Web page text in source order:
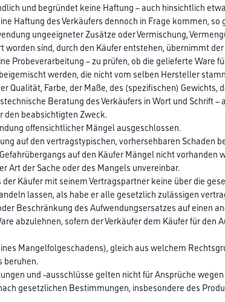
und begründet keine Haftung – auch hinsichtlich
Haftung des Verkäufers dennoch in Frage kommen,
ungeeigneter Zusätze oder Vermischung,
sind, durch den Käufer entstehen, übernimmt
Probeverarbeitung – zu prüfen, ob die gelieferte Ware
werden, die nicht vom selben Hersteller
Farbe, der Maße, des (spezifischen)
Beratung des Verkäufers in Wort und Schrift
den beabsichtigten Zweck.
offensichtlicher Mängel ausgeschlossen.
auf den vertragstypischen, vorhersehbaren Schaden
auf den Käufer Mängel nicht
Art der Sache oder des Mangels unvereinbar.
Käufer mit seinem Vertragspartner keine über die
lassen, als habe er alle gesetzlich zulässigen
Beschränkung des Aufwendungsersatzes auf einen
abzulehnen, sofern der Verkäufer dem Käufer für den
Mangelfolgeschadens), gleich aus welchem
beruhen.
und -ausschlüsse gelten nicht für Ansprüche
gesetzlichen Bestimmungen, insbesondere des